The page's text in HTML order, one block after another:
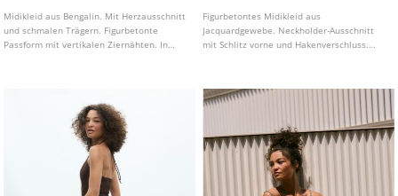
Midikleid aus Bengalin. Mit Herzausschnitt
und schmalen Trägern. Figurbetonte
Passform mit vertikalen Ziernähten. In
Figurbetontes Midikleid aus
Jacquardgewebe. Neckholder-Ausschnitt
mit Schlitz vorne und Hakenverschluss.